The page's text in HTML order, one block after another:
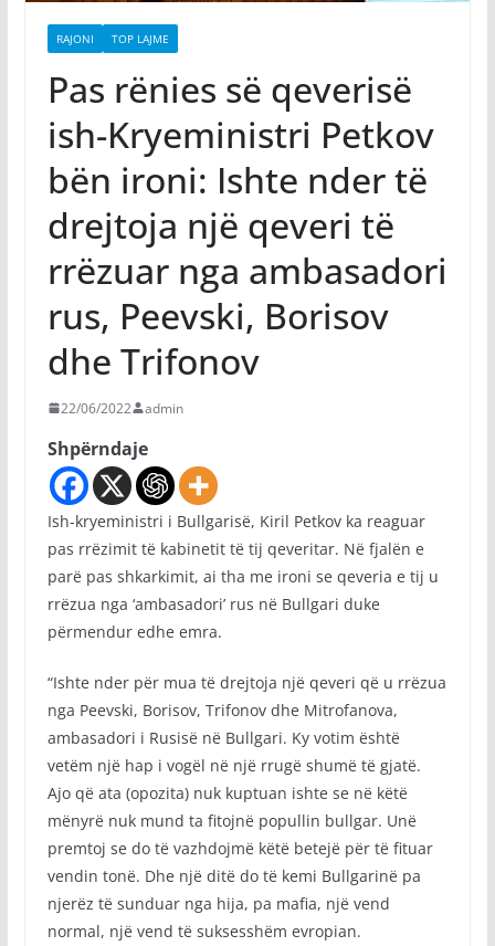
RAJONI TOP LAJME
Pas rënies së qeverisë
ish-Kryeministri Petkov
bën ironi: Ishte nder të
drejtoja një qeveri të
rrëzuar nga ambasadori
rus, Peevski, Borisov
dhe Trifonov
22/06/2022 admin
Shpërndaje
Ish-kryeministri i Bullgarisë, Kiril Petkov ka reaguar
pas rrëzimit të kabinetit të tij qeveritar. Në fjalën e
parë pas shkarkimit, ai tha me ironi se qeveria e tij u
rrëzua nga ‘ambasadori’ rus në Bullgari duke
përmendur edhe emra.
“Ishte nder për mua të drejtoja një qeveri që u rrëzua
nga Peevski, Borisov, Trifonov dhe Mitrofanova,
ambasadori i Rusisë në Bullgari. Ky votim është
vetëm një hap i vogël në një rrugë shumë të gjatë.
Ajo që ata (opozita) nuk kuptuan ishte se në këtë
mënyrë nuk mund ta fitojnë popullin bullgar. Unë
premtoj se do të vazhdojmë këtë betejë për të fituar
vendin tonë. Dhe një ditë do të kemi Bullgarinë pa
njerëz të sunduar nga hija, pa mafia, një vend
normal, një vend të suksesshëm evropian.